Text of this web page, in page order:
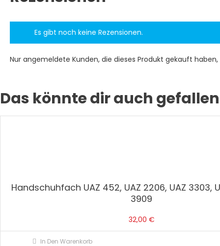
Es gibt noch keine Rezensionen.
Nur angemeldete Kunden, die dieses Produkt gekauft
Das könnte dir auch
Handschuhfach UAZ 452, UAZ 2206, UAZ 3303,
3909
32,00 €
In Den Warenkorb